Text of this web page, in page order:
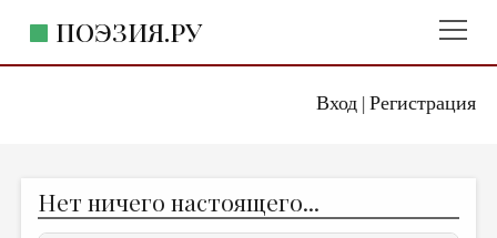
Вход| Регистрация
ПОЭЗИЯ.РУ
ЖАНРЫ
Нет ничего настоящего...